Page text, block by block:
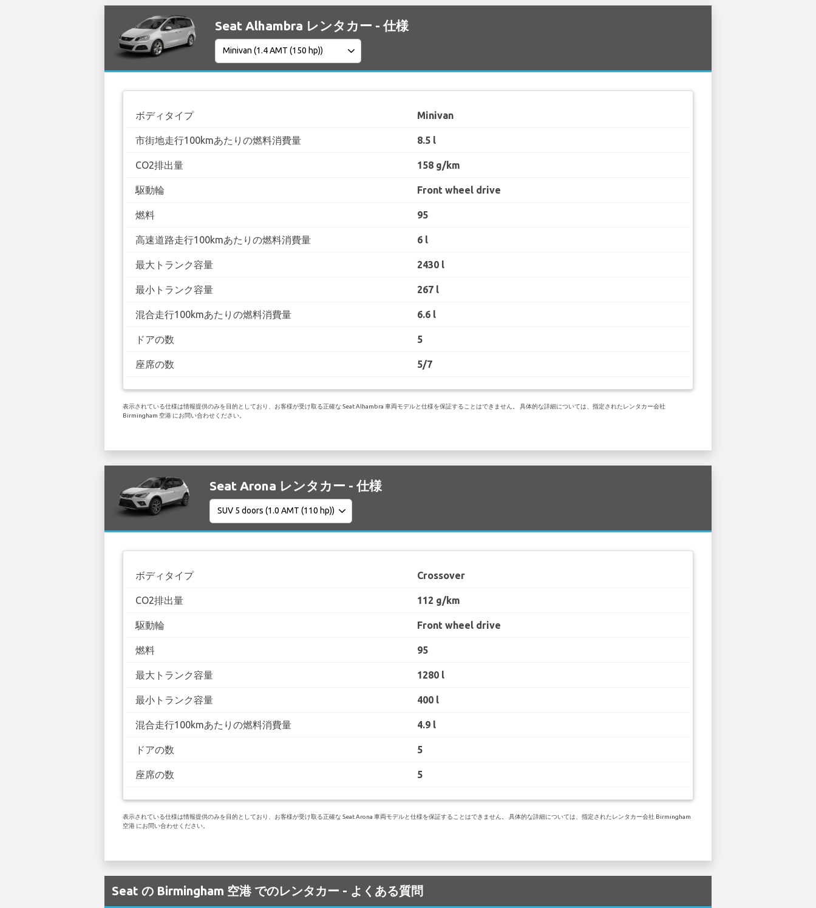
Seat Alhambra レンタカー - 仕様
ボディタイプ Minivan
市街地走行100kmあたりの燃料消費量 8.5 l
CO2排出量 158 g/km
駆動輪 Front wheel drive
燃料 95
高速道路走行100kmあたりの燃料消費量 6 l
最大トランク容量 2430 l
最小トランク容量 267 l
混合走行100kmあたりの燃料消費量 6.6 l
ドアの数 5
座席の数 5/7
表示されている仕様は情報提供のみを目的としており、お客様が受け取る正確な Seat Alhambra 車両モデルと仕様を保証することはできません。 具体的な詳細については、指定されたレンタカー会社
Birmingham 空港 にお問い合わせください。
Seat Arona レンタカー - 仕様
ボディタイプ Crossover
CO2排出量 112 g/km
駆動輪 Front wheel drive
燃料 95
最大トランク容量 1280 l
最小トランク容量 400 l
混合走行100kmあたりの燃料消費量 4.9 l
ドアの数 5
座席の数 5
表示されている仕様は情報提供のみを目的としており、お客様が受け取る正確な Seat Arona 車両モデルと仕様を保証することはできません。 具体的な詳細については、指定されたレンタカー会社 Birmingham
空港 にお問い合わせください。
Seat の Birmingham 空港 でのレンタカー - よくある質問